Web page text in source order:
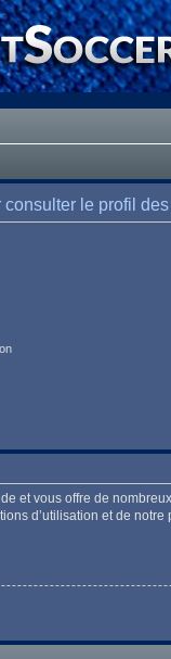
le profil
et vous offre de
d’utilisation et de